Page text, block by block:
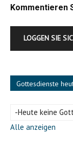
Kommentieren
LOGGEN SIE
Gottesdienste
-Heute keine
Alle anzeigen